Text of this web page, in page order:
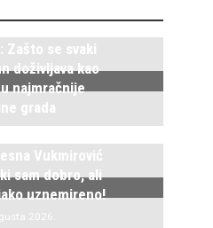
Zašto se svaki
doživljava kao
najmračnije
grada
2026.
Vukmirović
sam dobro, ali
uznemireno!
2026.